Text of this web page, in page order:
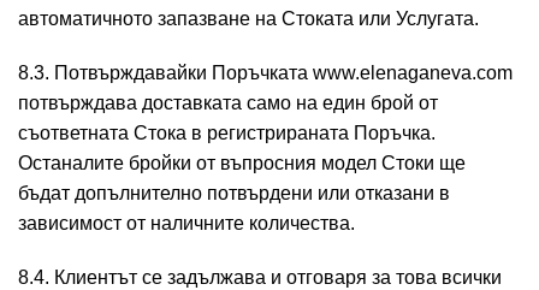
автоматичното запазване на Стоката или Услугата.
8.3. Потвърждавайки Поръчката www.elenaganeva.com
потвърждава доставката само на един брой от
съответната Стока в регистрираната Поръчка.
Останалите бройки от въпросния модел Стоки ще
бъдат допълнително потвърдени или отказани в
зависимост от наличните количества.
8.4. Клиентът се задължава и отговаря за това всички